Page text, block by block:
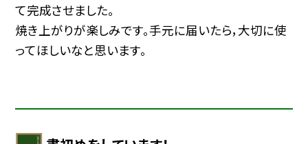
て完成させました。
焼き上がりが楽しみです。手元に届いたら，大切に使
ってほしいなと思います。